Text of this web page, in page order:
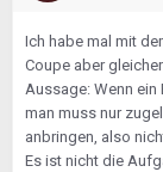
Ich habe mal mit
Coupe aber
Aussage: Wenn ein
man muss nur
anbringen, also
Es ist nicht die